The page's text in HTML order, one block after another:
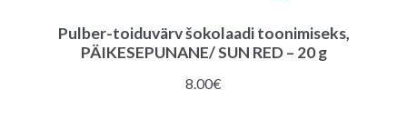
Pulber-toiduvärv šokolaadi toonimiseks,
PÄIKESEPUNANE/ SUN RED – 20 g
8.00€